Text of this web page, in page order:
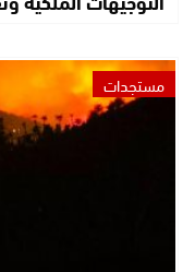
مستجدات